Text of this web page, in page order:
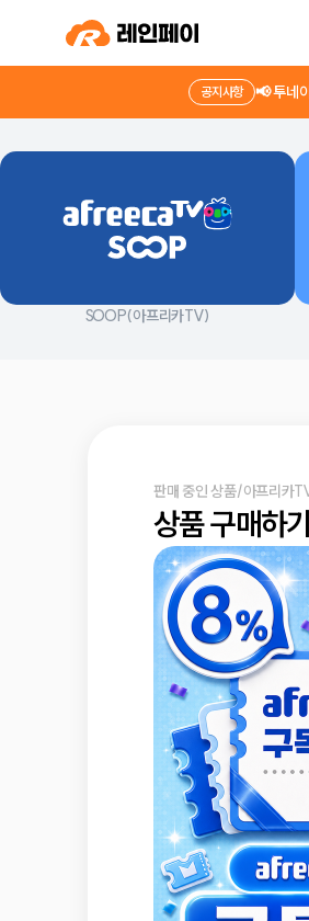
공지사항 📢 투네
SOOP(아프리카TV)
판매 중인 상품/아프리카
상품 구매하기